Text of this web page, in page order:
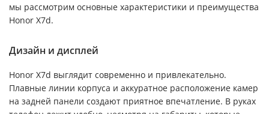
мы рассмотрим основные характеристики и преимущества
Honor X7d.
Дизайн и дисплей
Honor X7d выглядит современно и привлекательно.
Плавные линии корпуса и аккуратное расположение камер
на задней панели создают приятное впечатление. В руках